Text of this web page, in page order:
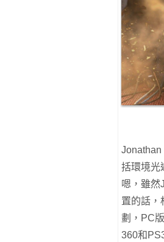
Jonathan
括環境光
嗯，雖然
置的話，
劃，PC
360和